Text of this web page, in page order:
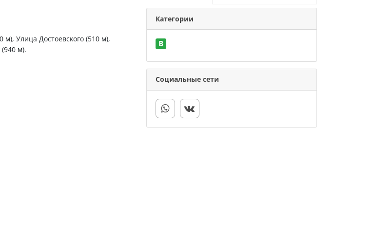
м), Улица Достоевского (510 м),
м).
Категории
B
Социальные сети